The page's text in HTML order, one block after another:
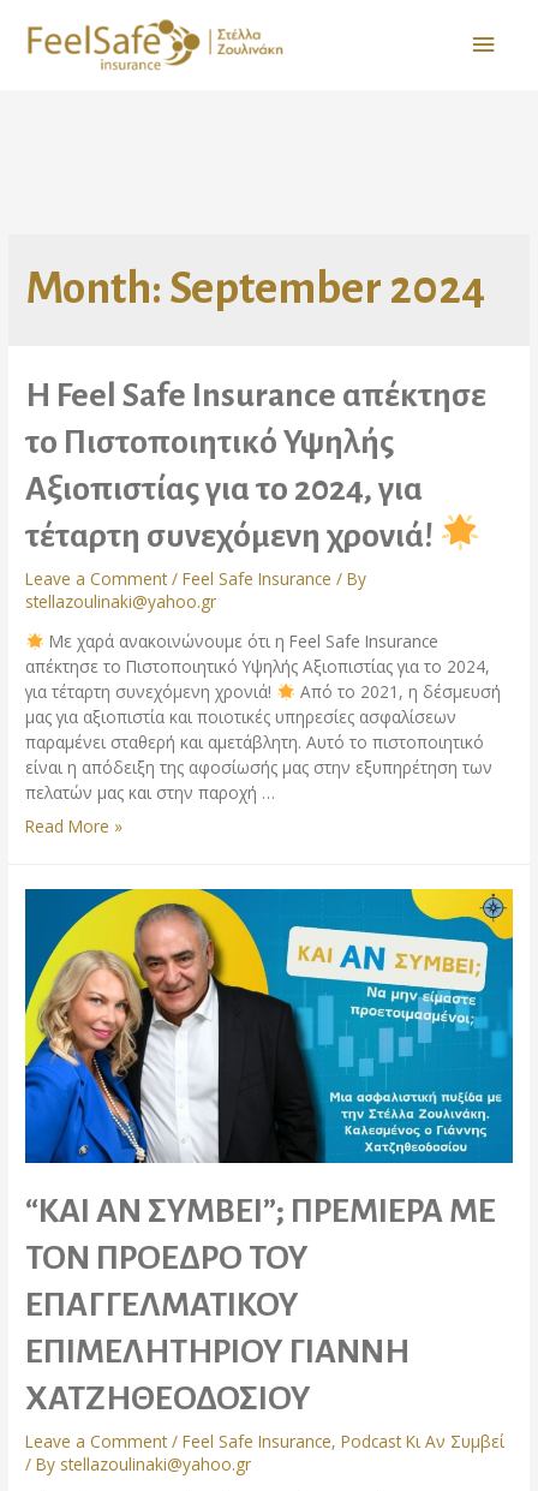
Month: September 2024
Η Feel Safe Insurance απέκτησε
το Πιστοποιητικό Υψηλής
Αξιοπιστίας για το 2024, για
τέταρτη συνεχόμενη χρονιά!
Leave a Comment /Feel Safe Insurance / By
stellazoulinaki@yahoo.gr
Με χαρά ανακοινώνουμε ότι η Feel Safe Insurance
απέκτησε το Πιστοποιητικό Υψηλής Αξιοπιστίας για το 2024,
για τέταρτη συνεχόμενη χρονιά!
Από το 2021, η δέσμευσή
μας για αξιοπιστία και ποιοτικές υπηρεσίες ασφαλίσεων
παραμένει σταθερή και αμετάβλητη. Αυτό το πιστοποιητικό
είναι η απόδειξη της αφοσίωσής μας στην εξυπηρέτηση των
πελατών μας και στην παροχή …
Read More »
“ΚΑΙ ΑΝ ΣΥΜΒΕΙ”; ΠΡΕΜΙΕΡΑ ΜΕ
ΤΟΝ ΠΡΟΕΔΡΟ ΤΟΥ
ΕΠΑΓΓΕΛΜΑΤΙΚΟΥ
ΕΠΙΜΕΛΗΤΗΡΙΟΥ ΓΙΑΝΝΗ
ΧΑΤΖΗΘΕΟΔΟΣΙΟΥ
Leave a Comment /Feel Safe Insurance,Podcast Κι Αν Συμβεί
/ By stellazoulinaki@yahoo.gr